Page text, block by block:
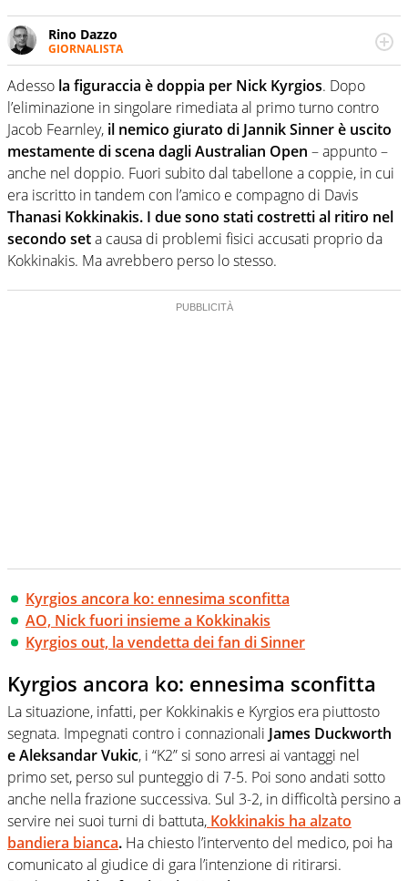
Rino Dazzo
GIORNALISTA
Se mai ci fosse modo di traslare il glossario del calcio in
una nicchia di esperti, lui ne farebbe parte. Non si perde
una svista arbitrale né gli umori social del mondo delle
curve
Adesso la figuraccia è doppia per Nick Kyrgios. Dopo
l’eliminazione in singolare rimediata al primo turno contro
Jacob Fearnley, il nemico giurato di Jannik Sinner è uscito
mestamente di scena dagli Australian Open – appunto –
anche nel doppio. Fuori subito dal tabellone a coppie, in cui
era iscritto in tandem con l’amico e compagno di Davis
Thanasi Kokkinakis. I due sono stati costretti al ritiro nel
secondo seta causa di problemi fisici accusati proprio da
Kokkinakis. Ma avrebbero perso lo stesso.
Kyrgios ancora ko: ennesima sconfitta
AO, Nick fuori insieme a Kokkinakis
Kyrgios out, la vendetta dei fan di Sinner
Kyrgios ancora ko: ennesima sconfitta
La situazione, infatti, per Kokkinakis e Kyrgios era piuttosto
segnata. Impegnati contro i connazionali James Duckworth
e Aleksandar Vukic, i “K2” si sono arresi ai vantaggi nel
primo set, perso sul punteggio di 7-5. Poi sono andati sotto
anche nella frazione successiva. Sul 3-2, in difficoltà persino a
servire nei suoi turni di battuta, Kokkinakis ha alzato
bandiera bianca. Ha chiesto l’intervento del medico, poi ha
comunicato al giudice di gara l’intenzione di ritirarsi.